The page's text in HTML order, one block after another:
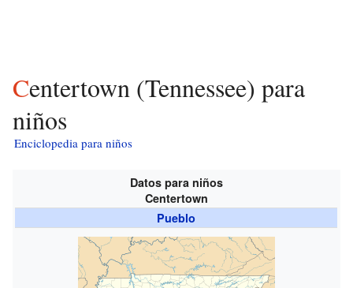
Centertown (Tennessee) para
niños
Enciclopedia para niños
Datos para niños
Centertown
Pueblo